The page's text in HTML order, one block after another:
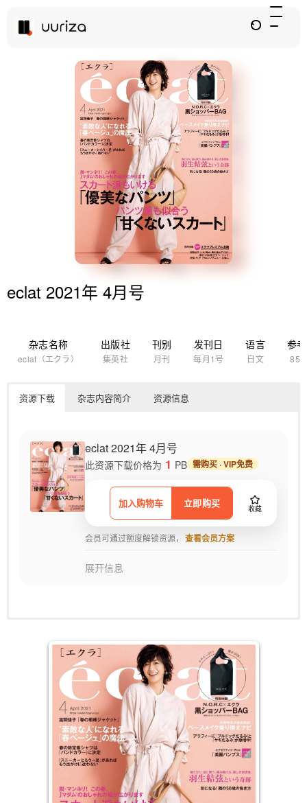
eclat 2021年 4月号
杂志名称
eclat（エクラ）
出版社
集英社
刊别
月刊
发刊日
每月1号
语言
日文
参
856
资源下载 杂志内容简介 资源信息
eclat 2021年 4月号
加入购物车 立即购买 收藏
此资源下载价格为 1 PB 需购买 · VIP免费
会员可通过额度解锁资源， 查看会员方案
展开信息
性，能够持续散发出正向能量的生命泉源，来自于永远追求知性灵感
与美好事物的成长意识。举手投足都是优雅自在，掌握时尚元素的穿
着打扮、亦完美流露出独特的个人品味，对于旅行、艺术、美容、美
食、室内装饰、设计、文学等，一切提升身心灵之美的领域，都维持
着积极的关注和参与。摆脱以往将四、五十年龄层女性，一味定位于
家庭主妇，来作为出版方向的旧思维；以活出知性与自信、气质优雅
自在闪耀的Age Free女性为诉求，每月出刊的「eclat
」，想要给
你不一样的选择！